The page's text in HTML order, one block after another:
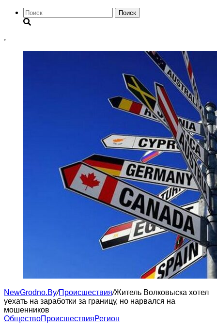
Поиск
NewGrodno.By/Происшествия/Житель Волковыска хотел
уехать на заработки за границу, но нарвался на
мошенников
ОбществоПроисшествияРегион